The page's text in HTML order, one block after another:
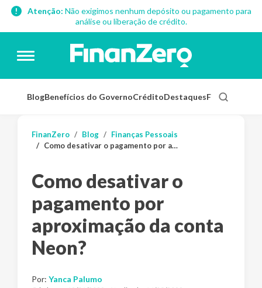
Atenção: Não exigimos nenhum depósito ou pagamento para
análise ou liberação de crédito.
BlogBenefícios do GovernoCréditoDestaquesFinanças
FinanZero Blog
Finanças Pessoais
Como desativar o pagamento por aproximação da conta Neon?
Como desativar o
pagamento por
aproximação da conta
Neon?
Por: Yanca Palumo